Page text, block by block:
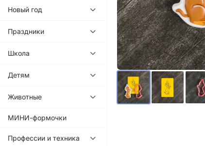
Новый год
Праздники
Школа
Детям
Животные
МИНИ-формочки
Профессии и техника